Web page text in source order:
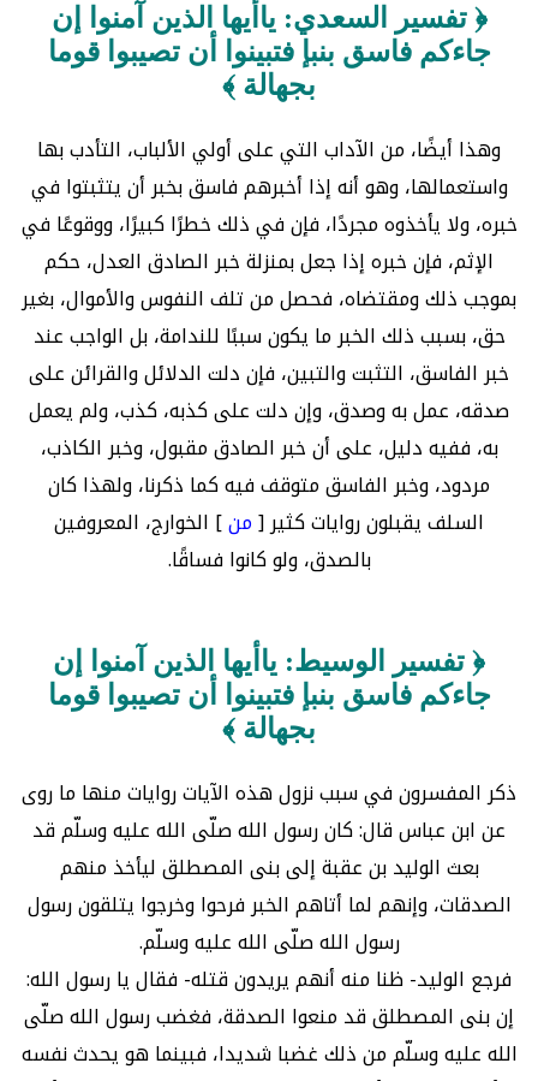
﴿ تفسير السعدي: ياأيها الذين آمنوا إن
جاءكم فاسق بنبإ فتبينوا أن تصيبوا قوما
بجهالة ﴾
وهذا أيضًا، من الآداب التي على أولي الألباب، التأدب بها
واستعمالها، وهو أنه إذا أخبرهم فاسق بخبر أن يتثبتوا في
خبره، ولا يأخذوه مجردًا، فإن في ذلك خطرًا كبيرًا، ووقوعًا في
الإثم، فإن خبره إذا جعل بمنزلة خبر الصادق العدل، حكم
بموجب ذلك ومقتضاه، فحصل من تلف النفوس والأموال، بغير
حق، بسبب ذلك الخبر ما يكون سببًا للندامة، بل الواجب عند
خبر الفاسق، التثبت والتبين، فإن دلت الدلائل والقرائن على
صدقه، عمل به وصدق، وإن دلت على كذبه، كذب، ولم يعمل
به، ففيه دليل، على أن خبر الصادق مقبول، وخبر الكاذب،
مردود، وخبر الفاسق متوقف فيه كما ذكرنا، ولهذا كان
السلف يقبلون روايات كثير [من] الخوارج، المعروفين
بالصدق، ولو كانوا فساقًا.
﴿ تفسير الوسيط: ياأيها الذين آمنوا إن
جاءكم فاسق بنبإ فتبينوا أن تصيبوا قوما
بجهالة ﴾
ذكر المفسرون في سبب نزول هذه الآيات روايات منها ما روى
عن ابن عباس قال: كان رسول الله صلّى الله عليه وسلّم قد
بعث الوليد بن عقبة إلى بنى المصطلق ليأخذ منهم
الصدقات، وإنهم لما أتاهم الخبر فرحوا وخرجوا يتلقون رسول
رسول الله صلّى الله عليه وسلّم.
فرجع الوليد- ظنا منه أنهم يريدون قتله- فقال يا رسول الله:
إن بنى المصطلق قد منعوا الصدقة، فغضب رسول الله صلّى
الله عليه وسلّم من ذلك غضبا شديدا، فبينما هو يحدث نفسه